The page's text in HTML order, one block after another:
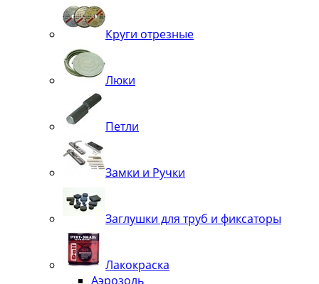
Круги отрезные
Люки
Петли
Замки и Ручки
Заглушки для труб и фиксаторы
Лакокраска
Аэрозоль